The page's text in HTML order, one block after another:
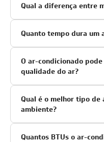
Qual a diferença entre
Quanto tempo dura um
O ar-condicionado
qualidade do ar?
Qual é o melhor tipo de
ambiente?
Quantos BTUs o ar-